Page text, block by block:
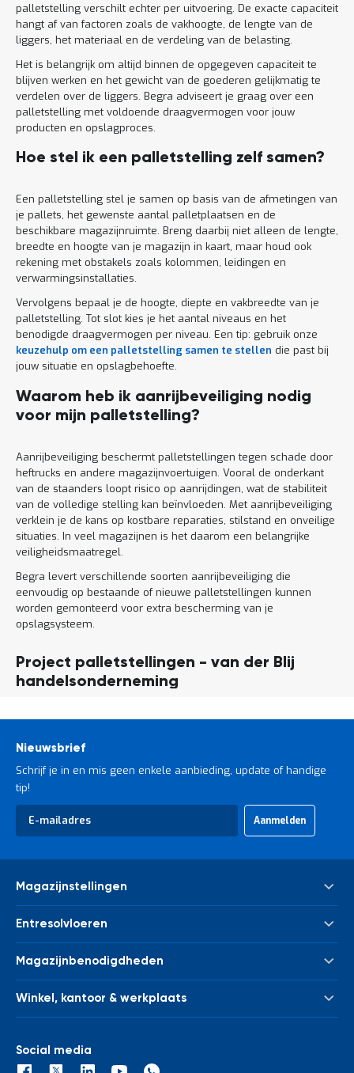
palletstelling verschilt echter per uitvoering. De exacte capaciteit
hangt af van factoren zoals de vakhoogte, de lengte van de
liggers, het materiaal en de verdeling van de belasting.
Het is belangrijk om altijd binnen de opgegeven capaciteit te
blijven werken en het gewicht van de goederen gelijkmatig te
verdelen over de liggers. Begra adviseert je graag over een
palletstelling met voldoende draagvermogen voor jouw
producten en opslagproces.
Hoe stel ik een palletstelling zelf samen?
Een palletstelling stel je samen op basis van de afmetingen van
je pallets, het gewenste aantal palletplaatsen en de
beschikbare magazijnruimte. Breng daarbij niet alleen de lengte,
breedte en hoogte van je magazijn in kaart, maar houd ook
rekening met obstakels zoals kolommen, leidingen en
verwarmingsinstallaties.
Vervolgens bepaal je de hoogte, diepte en vakbreedte van je
palletstelling. Tot slot kies je het aantal niveaus en het
benodigde draagvermogen per niveau. Een tip: gebruik onze
keuzehulp om een palletstelling samen te stellen die past bij
jouw situatie en opslagbehoefte.
Waarom heb ik aanrijbeveiliging nodig
voor mijn palletstelling?
Aanrijbeveiliging beschermt palletstellingen tegen schade door
heftrucks en andere magazijnvoertuigen. Vooral de onderkant
van de staanders loopt risico op aanrijdingen, wat de stabiliteit
van de volledige stelling kan beïnvloeden. Met aanrijbeveiliging
verklein je de kans op kostbare reparaties, stilstand en onveilige
situaties. In veel magazijnen is het daarom een belangrijke
veiligheidsmaatregel.
Begra levert verschillende soorten aanrijbeveiliging die
eenvoudig op bestaande of nieuwe palletstellingen kunnen
worden gemonteerd voor extra bescherming van je
opslagsysteem.
Project palletstellingen - van der Blij
handelsonderneming
meer
Nieuwsbrief
Schrijf je in en mis geen enkele aanbieding, update of handige
tip!
Abonneer
op
Aanmelden
Magazijnstellingen
Link 51 Palletstelling
Houten legbordstelling
Grootvakstelling
Stelling voor verticale opslag
Entresolvloeren
Trappen
Kolombeschermers
Magazijnbenodigdheden
Werkbanken en werktafels
Winkel, kantoor & werkplaats
Afvalverwerking
Winkelstelling
Social media